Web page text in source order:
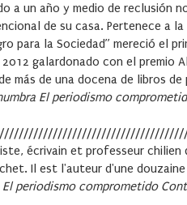
a un año y medio de reclusión
de su casa. Pertenece a
la Sociedad” mereció el
galardonado con el premio
más de una docena de libros
El periodismo
écrivain et professeur chilien
Il est l'auteur d'une
El periodismo comprometido